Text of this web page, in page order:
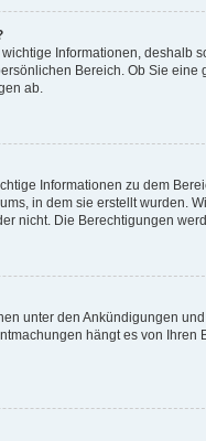
Informationen, deshalb
Bereich. Ob Sie
ab.
Informationen zu dem
in dem sie erstellt wurden.
nicht. Die Berechtigungen
unter den Ankündigungen
hängt es von